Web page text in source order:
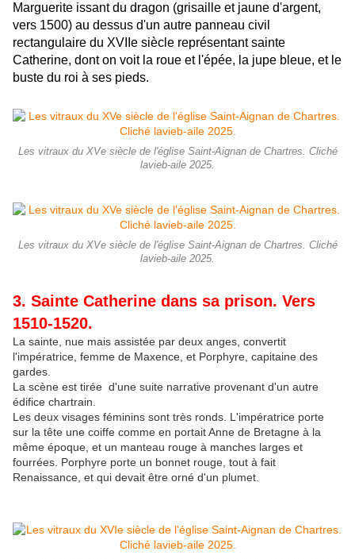
Marguerite issant du dragon (grisaille et jaune d'argent,
vers 1500) au dessus d'un autre panneau civil
rectangulaire du XVIIe siècle représentant sainte
Catherine, dont on voit la roue et l'épée, la jupe bleue, et le
buste du roi à ses pieds.
Les vitraux du XVe siècle de l'église Saint-Aignan de Chartres. Cliché
lavieb-aile 2025.
Les vitraux du XVe siècle de l'église Saint-Aignan de Chartres. Cliché
lavieb-aile 2025.
3. Sainte Catherine dans sa prison. Vers
1510-1520.
La sainte, nue mais assistée par deux anges, convertit
l'impératrice, femme de Maxence, et Porphyre, capitaine des
gardes.
La scène est tirée d'une suite narrative provenant d'un autre
édifice chartrain.
Les deux visages féminins sont très ronds. L'impératrice porte
sur la tête une coiffe comme en portait Anne de Bretagne à la
même époque, et un manteau rouge à manches larges et
fourrées. Porphyre porte un bonnet rouge, tout à fait
Renaissance, et qui devait être orné d'un plumet.